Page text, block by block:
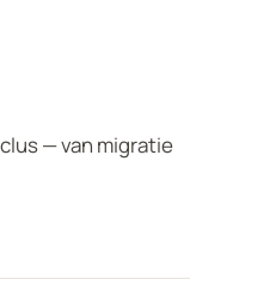
— van migratie